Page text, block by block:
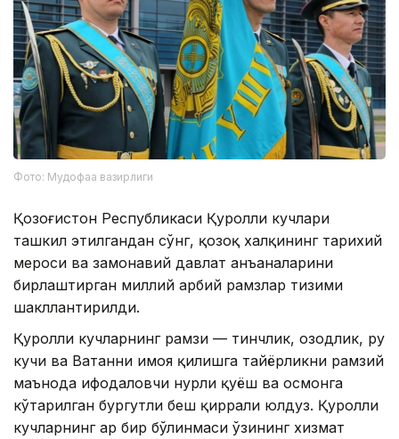
Фото: Мудофаа вазирлиги
Қозоғистон Республикаси Қуролли кучлари
ташкил этилгандан сўнг, қозоқ халқининг тарихий
мероси ва замонавий давлат анъаналарини
бирлаштирган миллий ҳарбий рамзлар тизими
шакллантирилди.
Қуролли кучларнинг рамзи — тинчлик, озодлик, руҳ
кучи ва Ватанни ҳимоя қилишга тайёрликни рамзий
маънода ифодаловчи нурли қуёш ва осмонга
кўтарилган бургутли беш қиррали юлдуз. Қуролли
кучларнинг ҳар бир бўлинмаси ўзининг хизмат